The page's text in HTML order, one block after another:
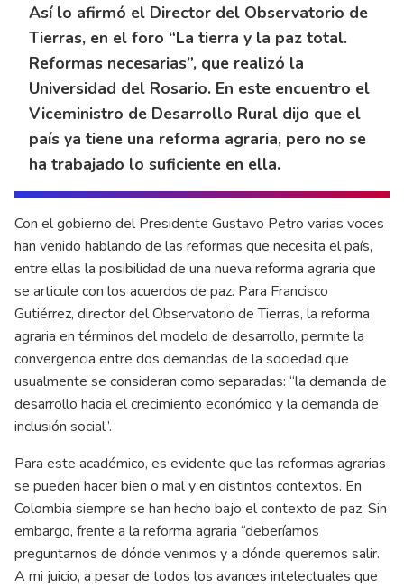
Así lo afirmó el Director del Observatorio de
Tierras, en el foro “La tierra y la paz total.
Reformas necesarias”, que realizó la
Universidad del Rosario. En este encuentro el
Viceministro de Desarrollo Rural dijo que el
país ya tiene una reforma agraria, pero no se
ha trabajado lo suficiente en ella.
Con el gobierno del Presidente Gustavo Petro varias voces
han venido hablando de las reformas que necesita el país,
entre ellas la posibilidad de una nueva reforma agraria que
se articule con los acuerdos de paz. Para Francisco
Gutiérrez, director del Observatorio de Tierras, la reforma
agraria en términos del modelo de desarrollo, permite la
convergencia entre dos demandas de la sociedad que
usualmente se consideran como separadas: “la demanda de
desarrollo hacia el crecimiento económico y la demanda de
inclusión social”.
Para este académico, es evidente que las reformas agrarias
se pueden hacer bien o mal y en distintos contextos. En
Colombia siempre se han hecho bajo el contexto de paz. Sin
embargo, frente a la reforma agraria “deberíamos
preguntarnos de dónde venimos y a dónde queremos salir.
A mi juicio, a pesar de todos los avances intelectuales que